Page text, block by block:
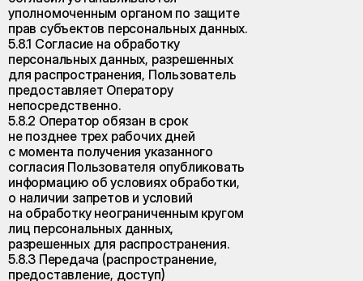
уполномоченным органом по защите
прав субъектов персональных данных.
5.8.1 Согласие на обработку
персональных данных, разрешенных
для распространения, Пользователь
предоставляет Оператору
непосредственно.
5.8.2 Оператор обязан в срок
не позднее трех рабочих дней
с момента получения указанного
согласия Пользователя опубликовать
информацию об условиях обработки,
о наличии запретов и условий
на обработку неограниченным кругом
лиц персональных данных,
разрешенных для распространения.
5.8.3 Передача (распространение,
предоставление, доступ)